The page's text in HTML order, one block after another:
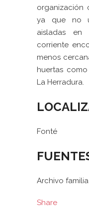
organización
ya que no
aisladas en
corriente
menos
huertas
La Herradura.
Fonté
Archivo
Share